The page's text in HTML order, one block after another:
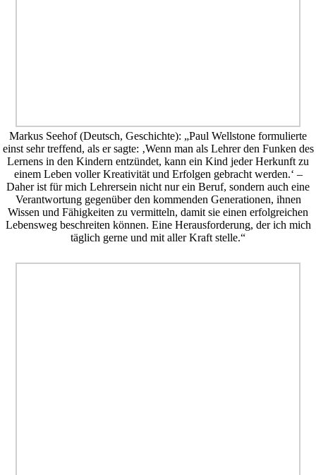
Markus Seehof (Deutsch, Geschichte): „Paul Wellstone formulierte
einst sehr treffend, als er sagte: ‚Wenn man als Lehrer den Funken des
Lernens in den Kindern entzündet, kann ein Kind jeder Herkunft zu
einem Leben voller Kreativität und Erfolgen gebracht werden.‘ –
Daher ist für mich Lehrersein nicht nur ein Beruf, sondern auch eine
Verantwortung gegenüber den kommenden Generationen, ihnen
Wissen und Fähigkeiten zu vermitteln, damit sie einen erfolgreichen
Lebensweg beschreiten können. Eine Herausforderung, der ich mich
täglich gerne und mit aller Kraft stelle.“